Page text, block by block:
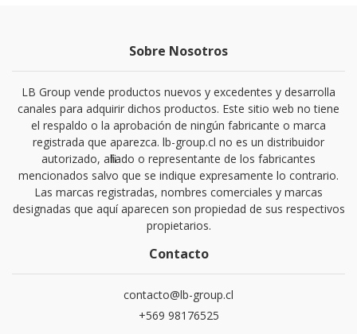
Sobre Nosotros
LB Group vende productos nuevos y excedentes y desarrolla
canales para adquirir dichos productos. Este sitio web no tiene
el respaldo o la aprobación de ningún fabricante o marca
registrada que aparezca. lb-group.cl no es un distribuidor
autorizado, afiliado o representante de los fabricantes
mencionados salvo que se indique expresamente lo contrario.
Las marcas registradas, nombres comerciales y marcas
designadas que aquí aparecen son propiedad de sus respectivos
propietarios.
Contacto
contacto@lb-group.cl
+569 98176525